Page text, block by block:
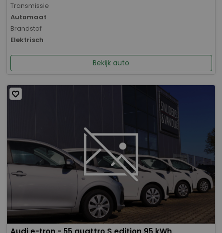
Transmissie
Automaat
Brandstof
Elektrisch
Bekijk auto